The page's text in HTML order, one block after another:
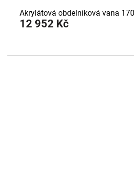
12 952 Kč
Akrylátová obdelníková vana